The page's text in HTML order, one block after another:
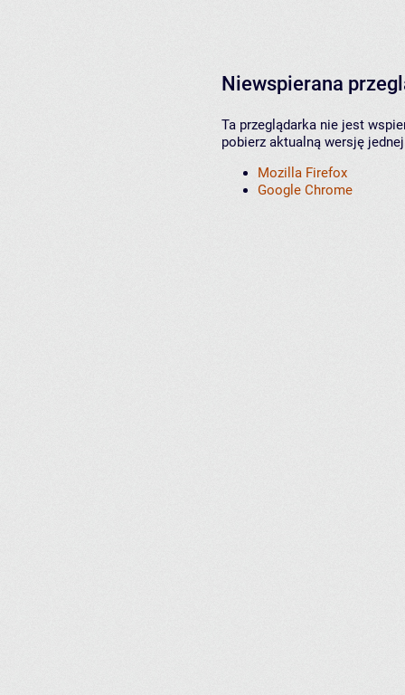
Niewspierana
Ta przeglądarka nie jest
pobierz aktualną wersję
Mozilla Firefox
Google Chrome